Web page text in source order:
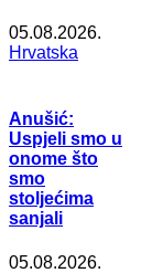
05.08.2026.
Hrvatska
Anušić:
Uspjeli smo u
onome što
smo
stoljećima
sanjali
05.08.2026.